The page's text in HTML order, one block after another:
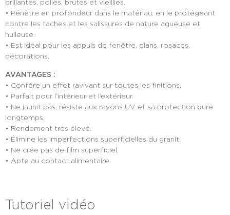
brillantes, polies, brutes et vieillies.
• Pénètre en profondeur dans le matériau, en le protégeant
contre les taches et les salissures de nature aqueuse et
huileuse.
• Est idéal pour les appuis de fenêtre, plans, rosaces,
décorations.
AVANTAGES :
• Confère un effet ravivant sur toutes les finitions.
• Parfait pour l’intérieur et l’extérieur.
• Ne jaunit pas, résiste aux rayons UV et sa protection dure
longtemps.
• Rendement très élevé.
• Élimine les imperfections superficielles du granit.
• Ne crée pas de film superficiel.
• Apte au contact alimentaire.
Tutoriel vidéo